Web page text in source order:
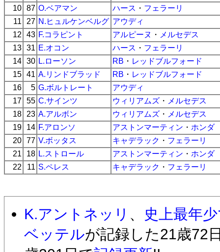
10 87 O.ベアマン ハース ・ フェラーリ
11
27 N.ヒュルケンベルグ アウディ
12
43 F.コラピント アルピーヌ ・ メルセデス
13 31 E.オコン ハース ・ フェラーリ
14 30 L.ローソン RB ・ レッドブルフォード
15 41 A.リンドブラッド RB ・ レッドブルフォード
16
5 G.ボルトレート
アウディ
17 55 C.サインツ ウィリアムズ ・ メルセデス
18
23 A.アルボン ウィリアムズ ・ メルセデス
19
14 F.アロンソ アストンマーティン ・ ホンダ
20 77 V.ボッタス キャデラック ・ フェラーリ
21
18 L.ストロール アストンマーティン ・ ホンダ
22
11 S.ペレス キャデラック ・ フェラーリ
K.アントネッリ 、
史上最年
ベッテルが記録した21歳72